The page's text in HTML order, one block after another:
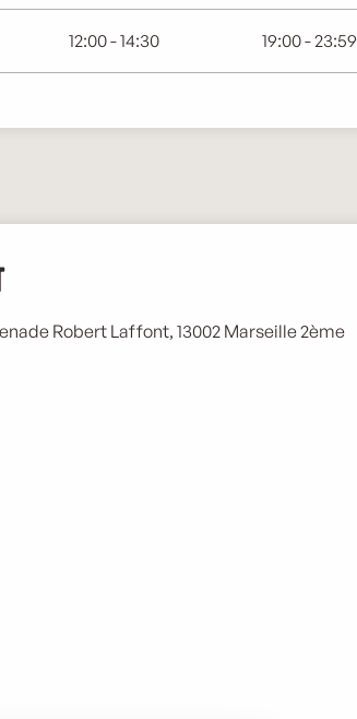
12:00 - 14:30 19:00 - 23:59
Robert Laffont, 13002 Marseille 2ème